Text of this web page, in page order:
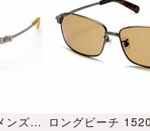
ロングビーチ 1506（メンズコレクション）